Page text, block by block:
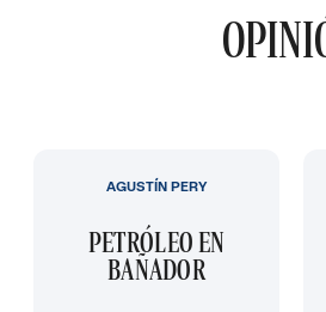
PETRÓLEO EN
BAÑADOR
AGUSTÍN PERY